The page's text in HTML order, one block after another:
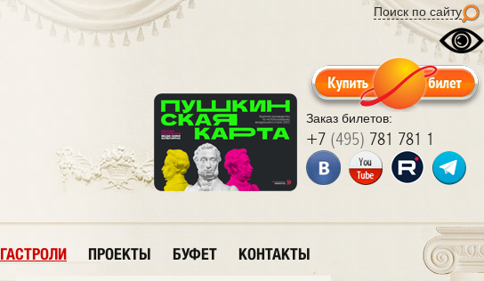
Поиск по сайту
Заказ билетов:
+7 (495) 781 781 1
ГАСТРОЛИ ПРОЕКТЫ БУФЕТ КОНТАКТЫ